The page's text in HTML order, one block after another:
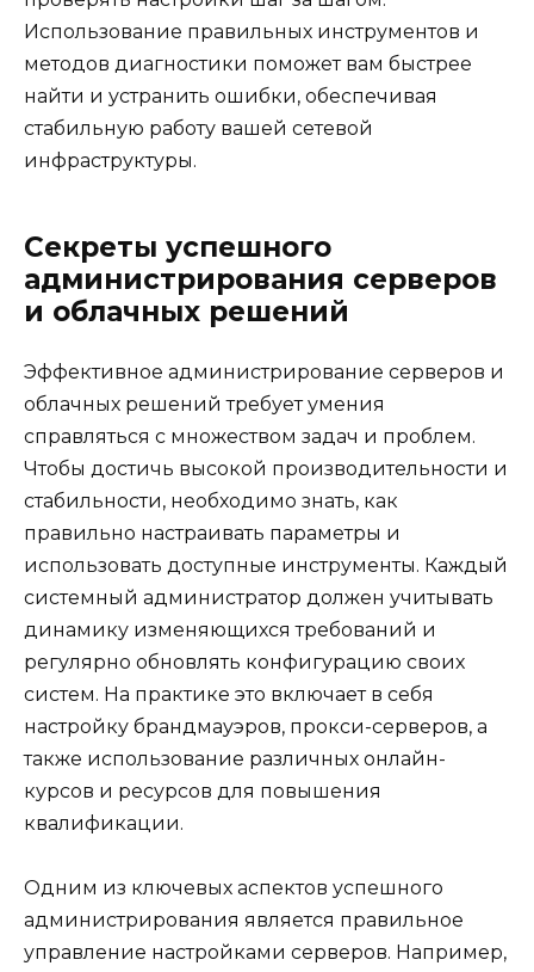
Использование правильных инструментов и
методов диагностики поможет вам быстрее
найти и устранить ошибки, обеспечивая
стабильную работу вашей сетевой
инфраструктуры.
Секреты успешного
администрирования серверов
и облачных решений
Эффективное администрирование серверов и
облачных решений требует умения
справляться с множеством задач и проблем.
Чтобы достичь высокой производительности и
стабильности, необходимо знать, как
правильно настраивать параметры и
использовать доступные инструменты. Каждый
системный администратор должен учитывать
динамику изменяющихся требований и
регулярно обновлять конфигурацию своих
систем. На практике это включает в себя
настройку брандмауэров, прокси-серверов, а
также использование различных онлайн-
курсов и ресурсов для повышения
квалификации.
Одним из ключевых аспектов успешного
администрирования является правильное
управление настройками серверов. Например,